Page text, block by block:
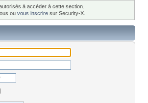
à accéder à cette section.
ou vous inscriresur Security-X.